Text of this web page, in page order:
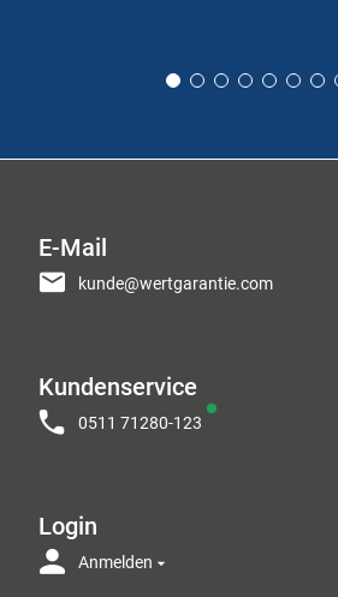
E-Mail
kunde@wertgarantie.com
Kundenservice
0511 71280-123
Login
Anmelden